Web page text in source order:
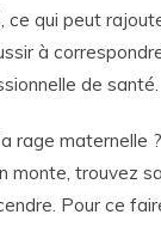
ce qui peut
à
de santé.
rage maternelle ?
monte, trouvez
Pour ce